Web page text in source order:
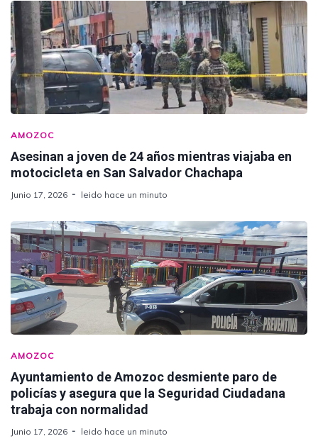
AMOZOC
Asesinan a joven de 24 años mientras viajaba en
motocicleta en San Salvador Chachapa
Junio 17, 2026 leido hace un minuto
AMOZOC
Ayuntamiento de Amozoc desmiente paro de
policías y asegura que la Seguridad Ciudadana
trabaja con normalidad
Junio 17, 2026 leido hace un minuto